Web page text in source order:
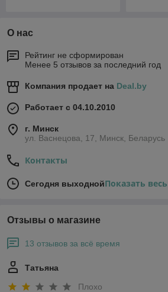
О нас
Рейтинг не сформирован
Менее 5 отзывов за последний год
Компания продает на Deal.by
Работает с 04.10.2010
г. Минск
ул. Васнецова, 17, Минск, Беларусь
Контакты
Сегодня выходнойПоказать
Отзывы о магазине
13 отзывов за всё время
Татьяна
Плохо